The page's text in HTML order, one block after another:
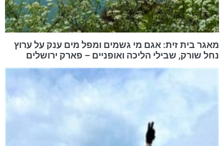
מאגר בית זית: אגם מי גשמים ומפל מים ענק על ערוץ
נחל שורק, שבילי הליכה ואופניים – פארק ירושלים